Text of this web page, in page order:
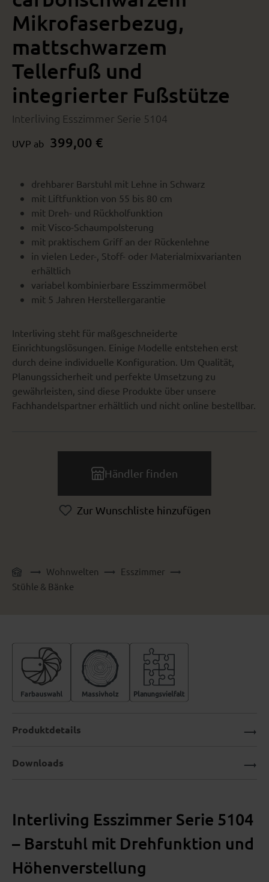
Mikrofaserbezug,
mattschwarzem
Tellerfuß und
integrierter Fußstütze
Interliving Esszimmer Serie 5104
UVP ab 399,00 €
drehbarer Barstuhl mit Lehne in Schwarz
mit Liftfunktion von 55 bis 80 cm
mit Dreh- und Rückholfunktion
mit Visco-Schaumpolsterung
mit praktischem Griff an der Rückenlehne
in vielen Leder-, Stoff- oder Materialmixvarianten
erhältlich
variabel kombinierbare Esszimmermöbel
mit 5 Jahren Herstellergarantie
Interliving steht für maßgeschneiderte
Einrichtungslösungen. Einige Modelle entstehen erst
durch deine individuelle Konfiguration. Um Qualität,
Planungssicherheit und perfekte Umsetzung zu
gewährleisten, sind diese Produkte über unsere
Fachhandelspartner erhältlich und nicht online bestellbar.
Händler finden
Zur Wunschliste hinzufügen
Wohnwelten
Esszimmer
Stühle & Bänke
Interliving Esszimmer Serie 5104
– Barstuhl mit Drehfunktion und
Höhenverstellung
Produktdetails
Downloads